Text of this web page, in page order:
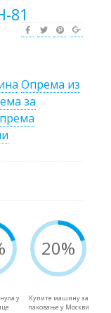
81
Опрема из
за
у
20%
Купите машину за
паковање у Москви